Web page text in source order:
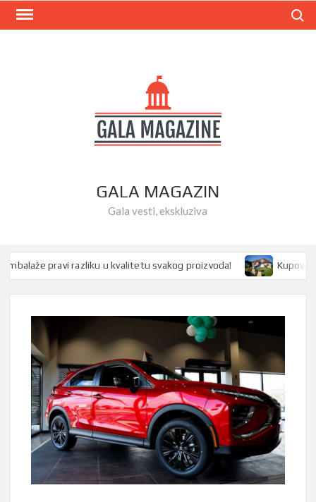
Skip
GALA MAGAZIN
Gala vesti, ekskluziva
pravi razliku u kvalitetu svakog proizvoda! Kupovina